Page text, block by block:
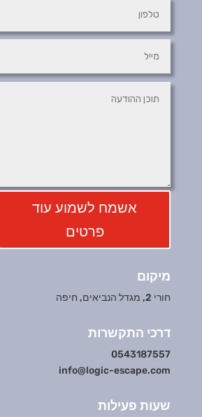
אשמח לשמוע עוד
פרטים
מיקום
חורי 2, מגדל הנביאים, חיפה
דרכי התקשרות
0543187557
info@logic-escape.com
שעות פעילות